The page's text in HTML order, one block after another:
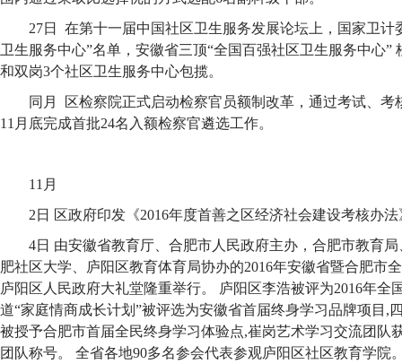
27日 在第十一届中国社区卫生服务发展论坛上，国家卫计
卫生服务中心”名单，安徽省三顶“全国百强社区卫生服务中心”
和双岗3个社区卫生服务中心包揽。
同月 区检察院正式启动检察官员额制改革，通过考试、考
11月底完成首批24名入额检察官遴选工作。
11月
2日 区政府印发《2016年度首善之区经济社会建设考核办法
4日 由安徽省教育厅、合肥市人民政府主办，合肥市教育
肥社区大学、庐阳区教育体育局协办的2016年安徽省暨合肥市
庐阳区人民政府大礼堂隆重举行。 庐阳区李浩被评为2016年全
道“家庭情商成长计划”被评选为安徽省首届终身学习品牌项目,
被授予合肥市首届全民终身学习体验点,崔岗艺术学习交流团队
团队称号。 全省各地90多名参会代表参观庐阳区社区教育学院